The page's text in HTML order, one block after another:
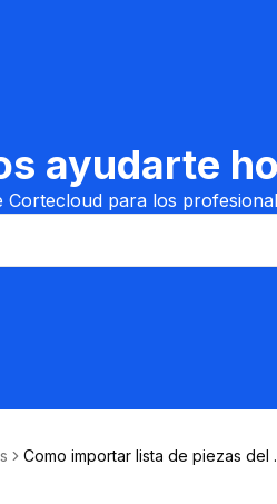
ayudarte
Cortecloud para los
Como importar lista de piezas del